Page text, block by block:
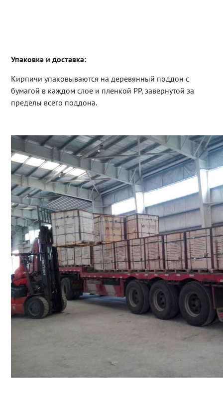
Упаковка и доставка:
Кирпичи упаковываются на деревянный поддон с
бумагой в каждом слое и пленкой PP, завернутой за
пределы всего поддона.